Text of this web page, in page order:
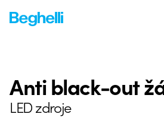
Anti black-out
LED zdroje